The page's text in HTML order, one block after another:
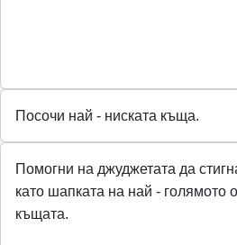
Посочи най - ниската къща.
Помогни на джуджетата да
като шапката на най - голямото
къщата.